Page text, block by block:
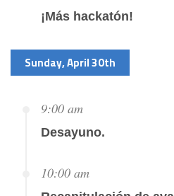
¡Más hackatón!
Sunday, April 30th
9:00 am
Desayuno.
10:00 am